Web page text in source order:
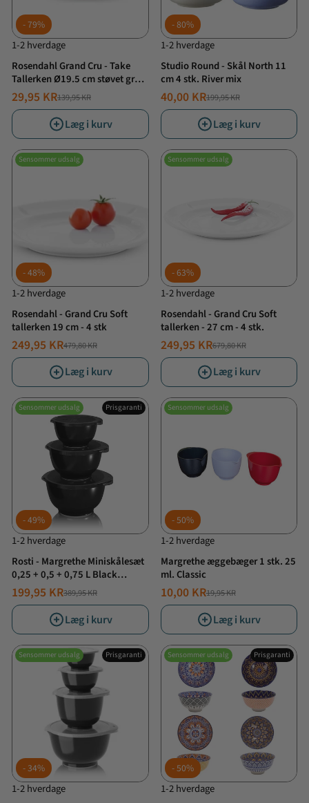
79%
1-2 hverdage
Rosendahl Grand Cru - Take
Tallerken Ø19.5 cm støvet grøn
2 stk.
NORMALPRIS
139,95 KR
TILBUDSPRIS
29,95 KR
Læg i kurv
80%
1-2 hverdage
Studio Round - Skål North 11
cm 4 stk. River mix
NORMALPRIS
199,95 KR
TILBUDSPRIS
40,00 KR
Læg i kurv
Sensommer udsalg
48%
1-2 hverdage
Rosendahl - Grand Cru Soft
tallerken 19 cm - 4 stk
NORMALPRIS479,80 KR
TILBUDSPRIS
249,95 KR
Læg i kurv
Sensommer udsalg
63%
1-2 hverdage
Rosendahl - Grand Cru Soft
tallerken - 27 cm - 4 stk.
NORMALPRIS679,80 KR
TILBUDSPRIS
249,95 KR
Læg i kurv
Sensommer udsalg Prisgaranti
49%
1-2 hverdage
Rosti - Margrethe Miniskålesæt
0,25 + 0,5 + 0,75 L Black
edition
NORMALPRIS389,95 KR
TILBUDSPRIS
199,95 KR
Læg i kurv
Sensommer udsalg
50%
1-2 hverdage
Margrethe æggebæger 1 stk. 25
ml. Classic
NORMALPRIS
19,95 KR
TILBUDSPRIS
10,00 KR
Læg i kurv
Sensommer udsalg Prisgaranti
34%
1-2 hverdage
Sensommer udsalg Prisgaranti
50%
1-2 hverdage